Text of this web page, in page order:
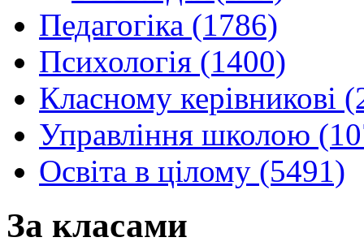
Педагогіка (1786)
Психологія (1400)
Класному керівникові
Управління школою
Освіта в цілому (5491)
За класами